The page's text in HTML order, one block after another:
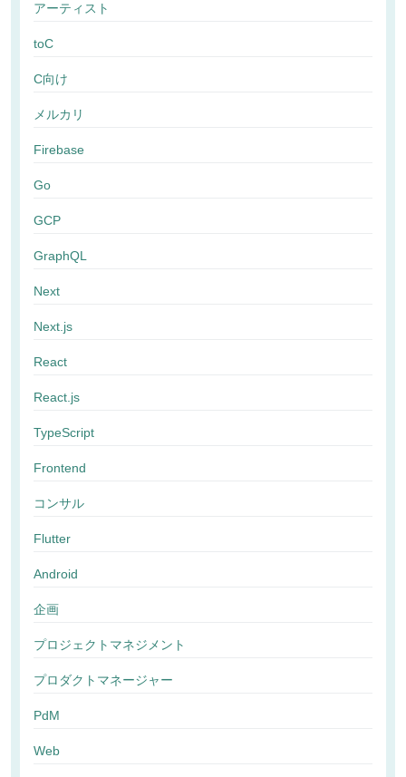
アーティスト
toC
C向け
メルカリ
Firebase
Go
GCP
GraphQL
Next
Next.js
React
React.js
TypeScript
Frontend
コンサル
Flutter
Android
企画
プロジェクトマネジメント
プロダクトマネージャー
PdM
Web